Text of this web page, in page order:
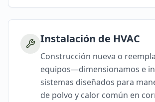
Instalación de HVAC
Construcción nueva o
equipos—dimensionamos e
sistemas diseñados para
de polvo y calor común en